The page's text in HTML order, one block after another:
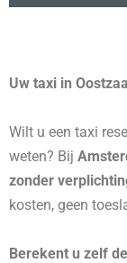
Uw taxi in
Wilt u een taxi
weten? Bij
zonder
kosten, geen
Berekent u zelf